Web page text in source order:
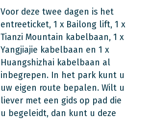
Voor deze twee dagen is het
entreeticket, 1 x Bailong lift, 1 x
Tianzi Mountain kabelbaan, 1 x
Yangjiajie kabelbaan en 1 x
Huangshizhai kabelbaan al
inbegrepen. In het park kunt u
uw eigen route bepalen. Wilt u
liever met een gids op pad die
u begeleidt, dan kunt u deze